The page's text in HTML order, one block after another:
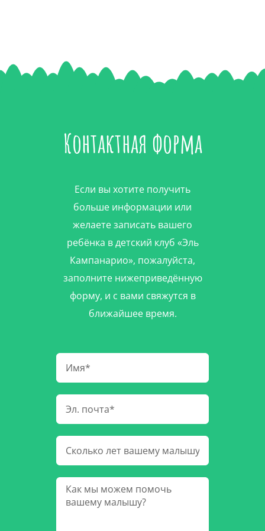
Контактная форма
Если вы хотите получить
больше информации или
желаете записать вашего
ребёнка в детский клуб «Эль
Кампанарио», пожалуйста,
заполните нижеприведённую
форму, и с вами свяжутся в
ближайшее время.